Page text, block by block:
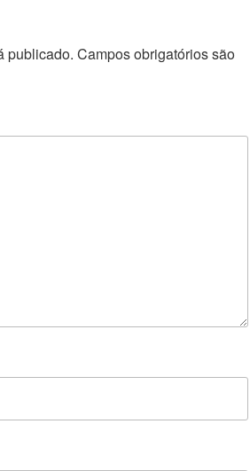
publicado. Campos obrigatórios são